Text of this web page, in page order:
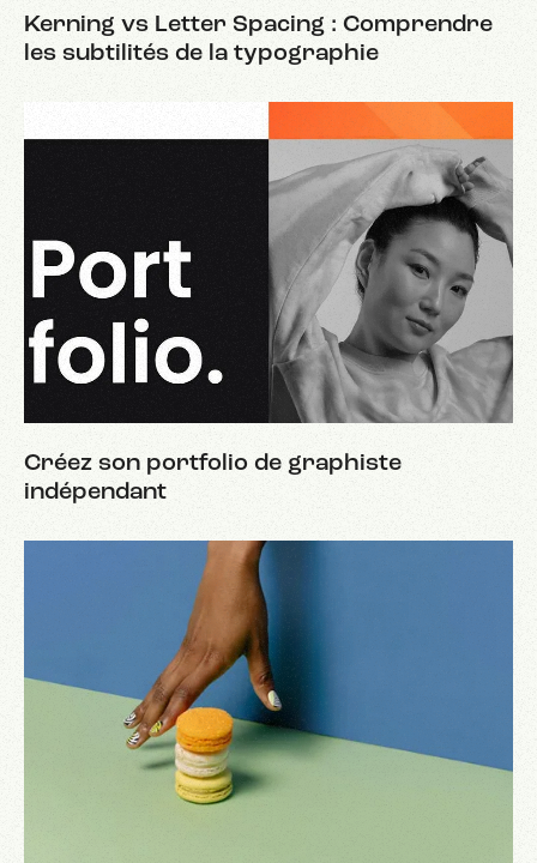
Kerning vs Letter Spacing : Comprendre
les subtilités de la typographie
Créez son portfolio de graphiste
indépendant